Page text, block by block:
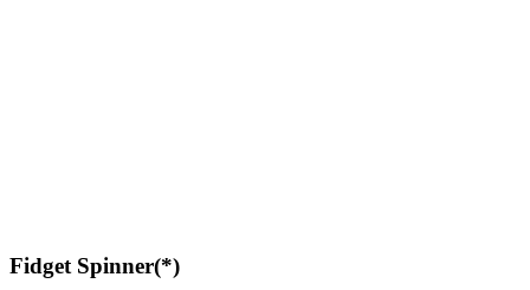
Fidget Spinner(*)